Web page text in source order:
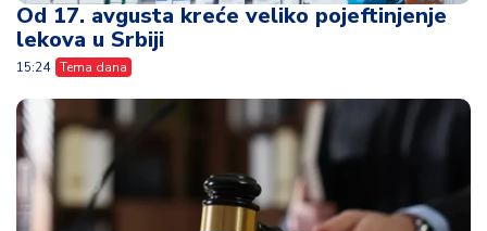
Od 17. avgusta kreće veliko pojeftinjenje
lekova u Srbiji
15:24 Tema dana